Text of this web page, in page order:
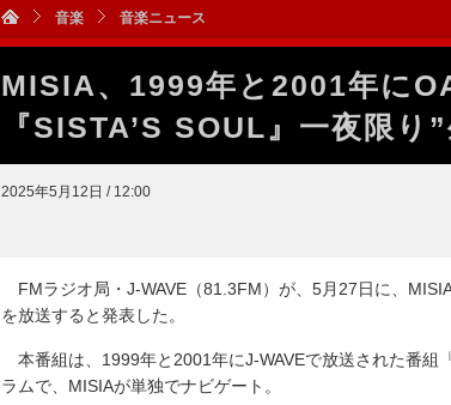
音楽 音楽ニュース
MISIA、1999年と2001年に
『SISTA’S SOUL』一夜限り
2025年5月12日 / 12:00
FMラジオ局・J-WAVE（81.3FM）が、5月27日に、MISIA
を放送すると発表した。
本番組は、1999年と2001年にJ-WAVEで放送された番組
ラムで、MISIAが単独でナビゲート。